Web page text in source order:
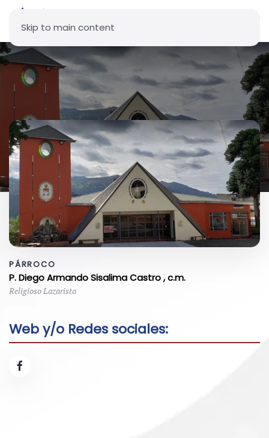
Skip to main content
Parroquia Nuestra Señora de
La Medalla Milagrosa
PÁRROCO
P. Diego Armando Sisalima Castro , c.m.
Religioso Lazarista
Web y/o Redes sociales: